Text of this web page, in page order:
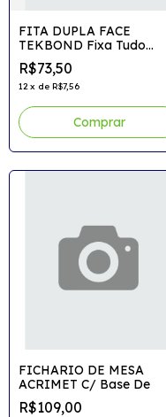
FITA DUPLA FACE
TEKBOND Fixa Tudo
Acrilico
R$73,50
12 x de R$7,56
FICHARIO DE MESA
ACRIMET C/ Base De
R$109,00